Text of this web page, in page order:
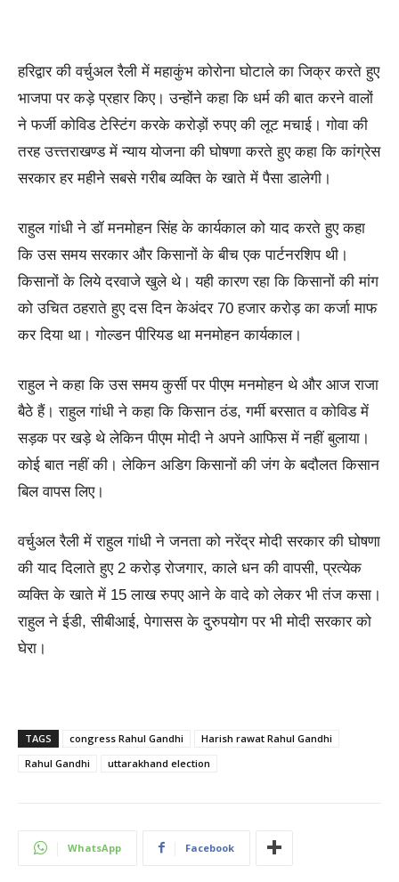
हरिद्वार की वर्चुअल रैली में महाकुंभ कोरोना घोटाले का जिक्र करते हुए
भाजपा पर कड़े प्रहार किए। उन्होंने कहा कि धर्म की बात करने वालों
ने फर्जी कोविड टेस्टिंग करके करोड़ों रुपए की लूट मचाई। गोवा की
तरह उत्त्तराखण्ड में न्याय योजना की घोषणा करते हुए कहा कि कांग्रेस
सरकार हर महीने सबसे गरीब व्यक्ति के खाते में पैसा डालेगी।
राहुल गांधी ने डॉ मनमोहन सिंह के कार्यकाल को याद करते हुए कहा
कि उस समय सरकार और किसानों के बीच एक पार्टनरशिप थी।
किसानों के लिये दरवाजे खुले थे। यही कारण रहा कि किसानों की मांग
को उचित ठहराते हुए दस दिन केअंदर 70 हजार करोड़ का कर्जा माफ
कर दिया था। गोल्डन पीरियड था मनमोहन कार्यकाल।
राहुल ने कहा कि उस समय कुर्सी पर पीएम मनमोहन थे और आज राजा
बैठे हैं। राहुल गांधी ने कहा कि किसान ठंड, गर्मी बरसात व कोविड में
सड़क पर खड़े थे लेकिन पीएम मोदी ने अपने आफिस में नहीं बुलाया।
कोई बात नहीं की। लेकिन अडिग किसानों की जंग के बदौलत किसान
बिल वापस लिए।
वर्चुअल रैली में राहुल गांधी ने जनता को नरेंद्र मोदी सरकार की घोषणा
की याद दिलाते हुए 2 करोड़ रोजगार, काले धन की वापसी, प्रत्येक
व्यक्ति के खाते में 15 लाख रुपए आने के वादे को लेकर भी तंज कसा।
राहुल ने ईडी, सीबीआई, पेगासस के दुरुपयोग पर भी मोदी सरकार को
घेरा।
TAGS congress Rahul Gandhi
Harish rawat Rahul Gandhi
Rahul Gandhi
uttarakhand election
WhatsApp Facebook